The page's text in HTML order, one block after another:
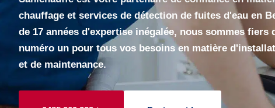
engagement envers la satisfaction de nos
bien méritée en tant que fournisseur de
confiance à Sanichauffe pour tous vos
détection de fuites et bien plus encore.